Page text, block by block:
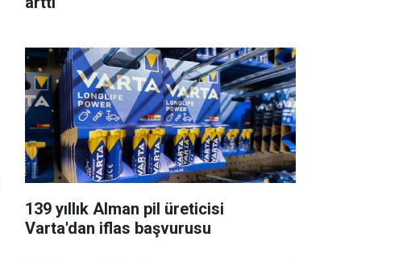
139 yıllık Alman pil üreticisi
Varta'dan iflas başvurusu